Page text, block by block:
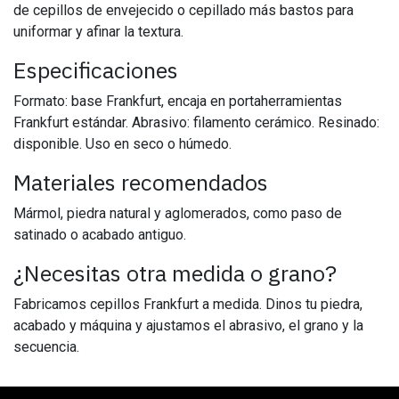
de cepillos de envejecido o cepillado más bastos para
uniformar y afinar la textura.
Especificaciones
Formato: base Frankfurt, encaja en portaherramientas
Frankfurt estándar. Abrasivo: filamento cerámico. Resinado:
disponible. Uso en seco o húmedo.
Materiales recomendados
Mármol, piedra natural y aglomerados, como paso de
satinado o acabado antiguo.
¿Necesitas otra medida o grano?
Fabricamos cepillos Frankfurt a medida. Dinos tu piedra,
acabado y máquina y ajustamos el abrasivo, el grano y la
secuencia.